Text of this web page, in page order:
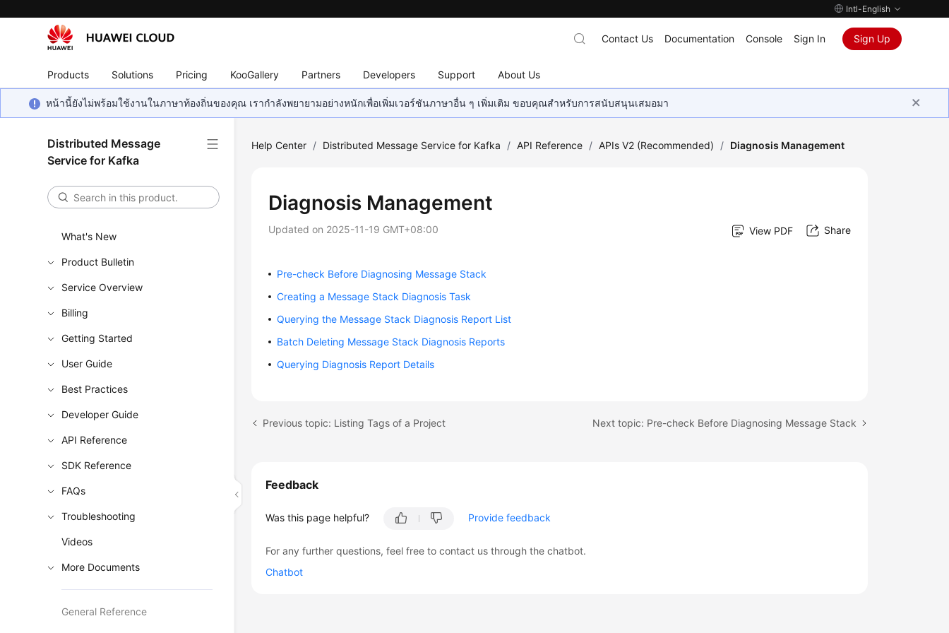
Intl-English
Products Solutions Pricing KooGallery Partners Developers Support About Us
Contact Us Documentation Console Sign In Sign Up
หน้านี้ยังไม่พร้อมใช้งานในภาษาท้องถิ่นของคุณ เรากำลังพยายามอย่างหนักเพื่อเพิ่มเวอร์ชันภาษาอื่น ๆ เพิ่มเติม ขอบคุณสำหรับการสนับสนุนเสมอมา
Distributed Message
Service for Kafka
What's New
Product Bulletin
Service Overview
Billing
Getting Started
User Guide
Best Practices
Developer Guide
API Reference
SDK Reference
FAQs
Troubleshooting
Videos
More Documents
General Reference
Help Center / Distributed Message Service for Kafka / API Reference / APIs V2 (Recommended) / Diagnosis Management
Diagnosis Management
Updated on 2025-11-19 GMT+08:00 View PDF Share
Pre-check Before Diagnosing Message Stack
Creating a Message Stack Diagnosis Task
Querying the Message Stack Diagnosis Report List
Batch Deleting Message Stack Diagnosis Reports
Querying Diagnosis Report Details
Previous topic: Listing Tags of a Project Next topic: Pre-check Before Diagnosing Message Stack
Feedback
Was this page helpful? Provide feedback
For any further questions, feel free to contact us through the chatbot.
Chatbot